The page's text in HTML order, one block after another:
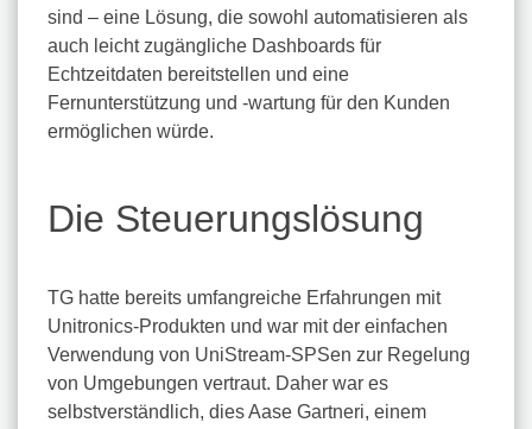
sind – eine Lösung, die sowohl automatisieren als
auch leicht zugängliche Dashboards für
Echtzeitdaten bereitstellen und eine
Fernunterstützung und -wartung für den Kunden
ermöglichen würde.
Die Steuerungslösung
TG hatte bereits umfangreiche Erfahrungen mit
Unitronics-Produkten und war mit der einfachen
Verwendung von UniStream-SPSen zur Regelung
von Umgebungen vertraut. Daher war es
selbstverständlich, dies Aase Gartneri, einem